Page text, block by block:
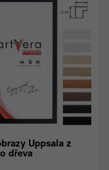
Uppsala z
dřeva